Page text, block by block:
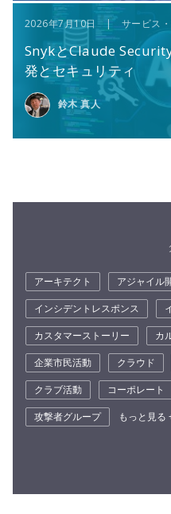
2026年7月10日 | サービス・
SnykとClaude
発とセキュリティ
鈴木 真人
アーキテクト アジャイル
インシデントレスポンス
カスタマーストーリー
カ
企業市民活動
クラウド
クラブ活動
コーポレート
攻撃者グループ
もっと見る